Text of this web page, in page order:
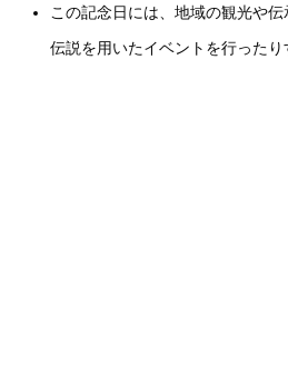
この記念日には、地域の観光や
伝説を用いたイベントを行ったり